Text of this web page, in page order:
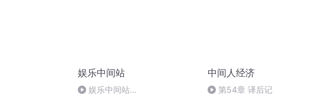
娱乐中间站
娱乐中间站
中间人经济
第54章 译后记